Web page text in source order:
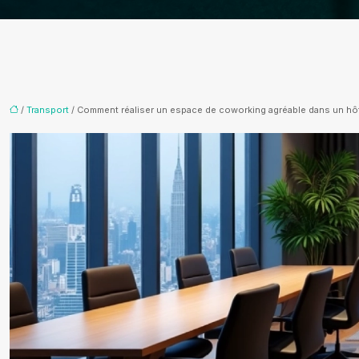
/ Transport / Comment réaliser un espace de coworking agréable dans un